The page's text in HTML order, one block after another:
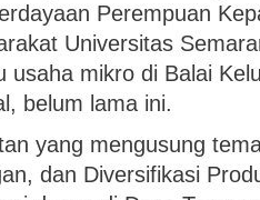
Perempuan
Universitas
usaha mikro di Balai
belum lama ini.
yang mengusung
dan Diversifikasi